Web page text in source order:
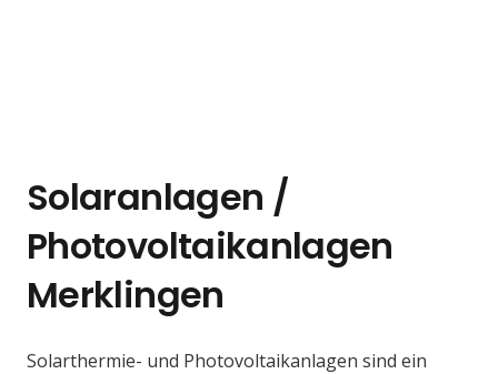
Solaranlagen /
Photovoltaikanlagen
Merklingen
Solarthermie- und Photovoltaikanlagen sind ein